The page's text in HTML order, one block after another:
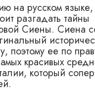
на русском языке,
разгадать тайны
Сиены. Сиена
поэтому ее по
красивых
который